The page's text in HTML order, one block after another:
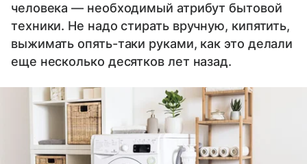
человека — необходимый атрибут бытовой
техники. Не надо стирать вручную, кипятить,
выжимать опять-таки руками, как это делали
еще несколько десятков лет назад.